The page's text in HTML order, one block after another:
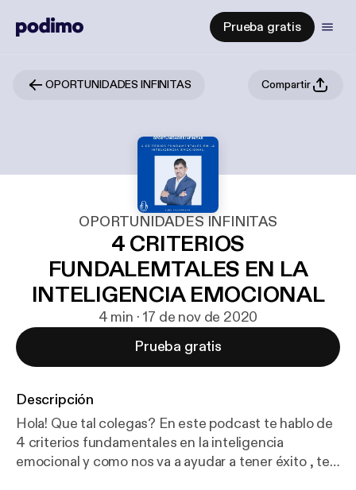
Prueba gratis
OPORTUNIDADES INFINITAS Compartir
OPORTUNIDADES INFINITAS
4 CRITERIOS
FUNDALEMTALES EN LA
INTELIGENCIA EMOCIONAL
4 min · 17 de nov de 2020
Prueba gratis
Descripción
Hola! Que tal colegas? En este podcast te hablo de
4 criterios fundamentales en la inteligencia
emocional y como nos va a ayudar a tener éxito , te